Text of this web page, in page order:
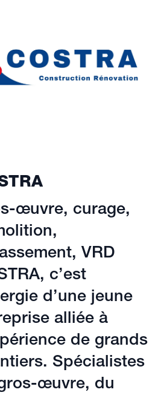
œuvre, curage,
VRD
c’est
d’une jeune
alliée à
de grands
Spécialistes
œuvre, du